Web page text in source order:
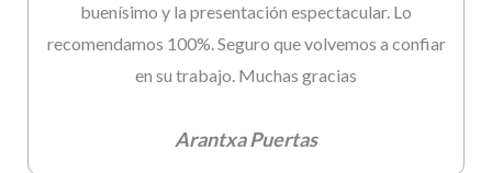
buenísimo y la presentación espectacular. Lo
recomendamos 100%. Seguro que volvemos a confiar
en su trabajo. Muchas gracias
Arantxa Puertas